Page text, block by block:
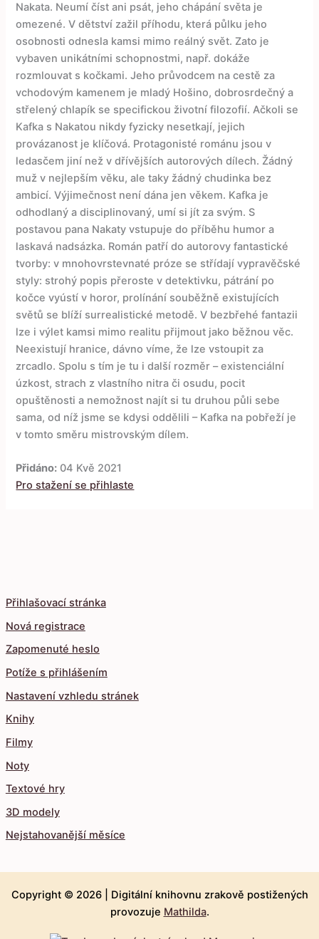
Přihlašovací stránka
Nová registrace
Zapomenuté heslo
Potíže s přihlášením
Nastavení vzhledu stránek
Knihy
Filmy
Noty
Textové hry
3D modely
Nejstahovanější měsíce
Nakata. Neumí číst ani psát, jeho chápání světa je
omezené. V dětství zažil příhodu, která půlku jeho
osobnosti odnesla kamsi mimo reálný svět. Zato je
vybaven unikátními schopnostmi, např. dokáže
rozmlouvat s kočkami. Jeho průvodcem na cestě za
vchodovým kamenem je mladý Hošino, dobrosrdečný a
střelený chlapík se specifickou životní filozofií. Ačkoli se
Kafka s Nakatou nikdy fyzicky nesetkají, jejich
provázanost je klíčová. Protagonisté románu jsou v
ledasčem jiní než v dřívějších autorových dílech. Žádný
muž v nejlepším věku, ale taky žádný chudinka bez
ambicí. Výjimečnost není dána jen věkem. Kafka je
odhodlaný a disciplinovaný, umí si jít za svým. S
postavou pana Nakaty vstupuje do příběhu humor a
laskavá nadsázka. Román patří do autorovy fantastické
tvorby: v mnohovrstevnaté próze se střídají vypravěčské
styly: strohý popis přeroste v detektivku, pátrání po
kočce vyústí v horor, prolínání souběžně existujících
světů se blíží surrealistické metodě. V bezbřehé fantazii
lze i výlet kamsi mimo realitu přijmout jako běžnou věc.
Neexistují hranice, dávno víme, že lze vstoupit za
zrcadlo. Spolu s tím je tu i další rozměr – existenciální
úzkost, strach z vlastního nitra či osudu, pocit
opuštěnosti a nemožnost najít si tu druhou půli sebe
sama, od níž jsme se kdysi oddělili – Kafka na pobřeží je
v tomto směru mistrovským dílem.
Přidáno: 04 Kvě 2021
Pro stažení se přihlaste
Copyright © 2026 | Digitální knihovnu zrakově postižených
provozuje Mathilda.